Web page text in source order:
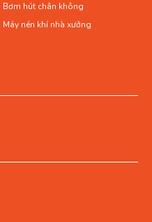
Bơm hút chân không
Máy nén khí nhà xưởng